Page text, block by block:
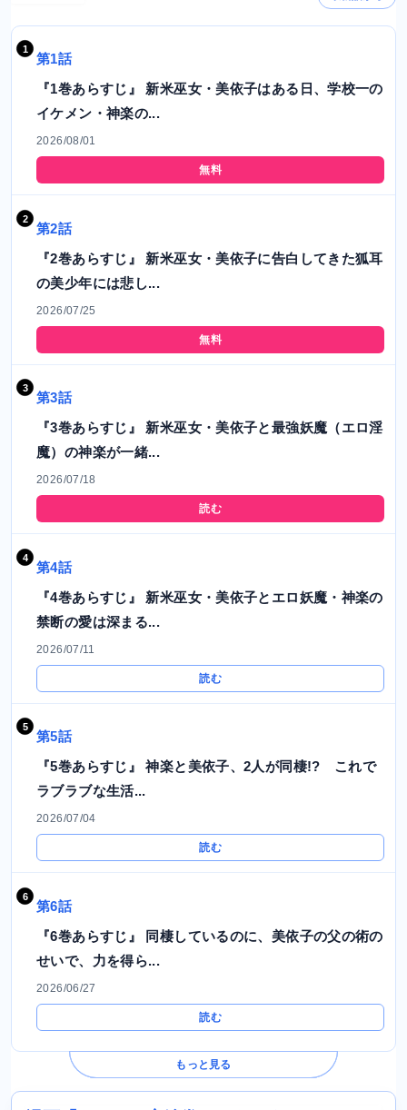
第1話
『1巻あらすじ』 新米巫女・美依子はある日、学校一の
イケメン・神楽の...
2026/08/01
無料
第2話
『2巻あらすじ』 新米巫女・美依子に告白してきた狐耳
の美少年には悲し...
2026/07/25
無料
第3話
『3巻あらすじ』 新米巫女・美依子と最強妖魔（エロ淫
魔）の神楽が一緒...
2026/07/18
読む
第4話
『4巻あらすじ』 新米巫女・美依子とエロ妖魔・神楽の
禁断の愛は深まる...
2026/07/11
読む
第5話
『5巻あらすじ』 神楽と美依子、2人が同棲!? これで
ラブラブな生活...
2026/07/04
読む
第6話
『6巻あらすじ』 同棲しているのに、美依子の父の術の
せいで、力を得ら...
2026/06/27
読む
もっと見る